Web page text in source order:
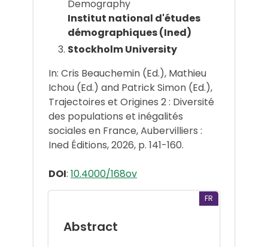
Demography
Institut national d'études
démographiques (Ined)
Stockholm University
In: Cris Beauchemin (Ed.), Mathieu
Ichou (Ed.) and Patrick Simon (Ed.),
Trajectoires et Origines 2 : Diversité
des populations et inégalités
sociales en France, Aubervilliers :
Ined Éditions, 2026, p. 141-160.
DOI: 10.4000/168ov
FR
Abstract